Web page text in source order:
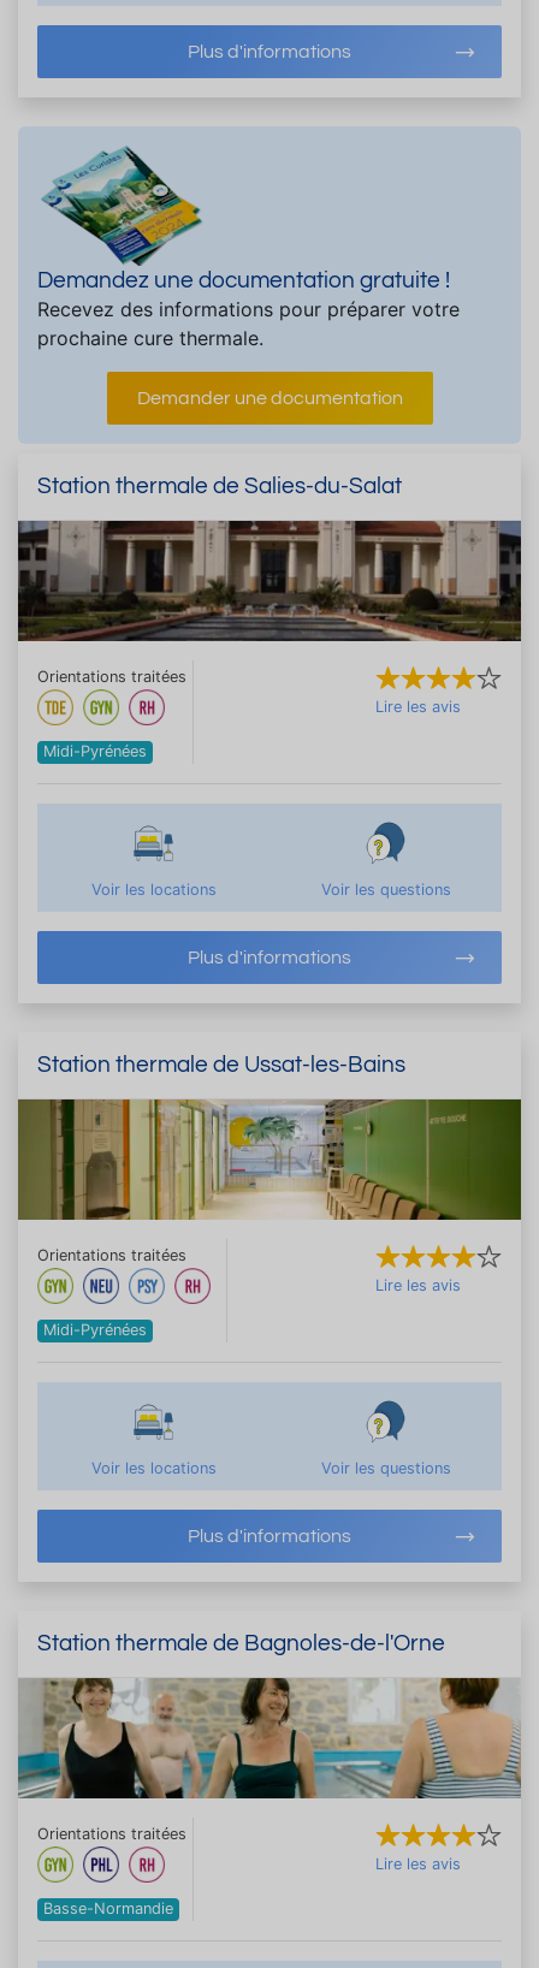
Plus d'informations
Demandez une documentation gratuite !
Recevez des informations pour préparer votre
prochaine cure thermale.
Demander une documentation
Station thermale de Salies-du-Salat
Orientations traitées
Midi-Pyrénées
Lire les avis
Voir les locations Voir les questions
Plus d'informations
Station thermale de Ussat-les-Bains
Orientations traitées
Midi-Pyrénées
Lire les avis
Voir les locations Voir les questions
Plus d'informations
Station thermale de Bagnoles-de-l'Orne
Orientations traitées
Basse-Normandie
Lire les avis